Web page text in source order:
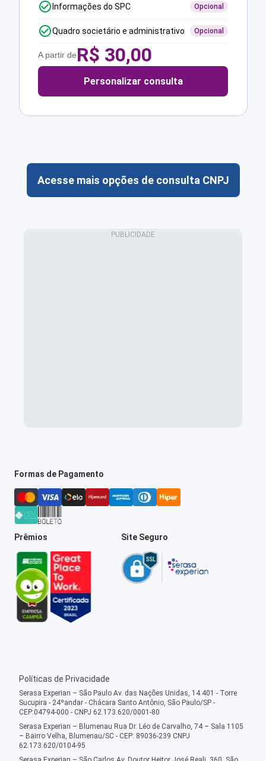
Informações do SPC Opcional
Quadro societário e administrativo Opcional
A partir deR$ 30,00
Personalizar consulta
Acesse mais opções de consulta CNPJ
Formas de Pagamento
Prêmios Site Seguro
Políticas de Privacidade
Serasa Experian – São Paulo Av. das Nações Unidas, 14.401 - Torre
Sucupira - 24ºandar - Chácara Santo Antônio, São Paulo/SP -
CEP:04794-000 - CNPJ 62.173.620/0001-80
Serasa Experian – Blumenau Rua Dr. Léo de Carvalho, 74 – Sala 1105
– Bairro Velha, Blumenau/SC - CEP: 89036-239 CNPJ
62.173.620/0104-95